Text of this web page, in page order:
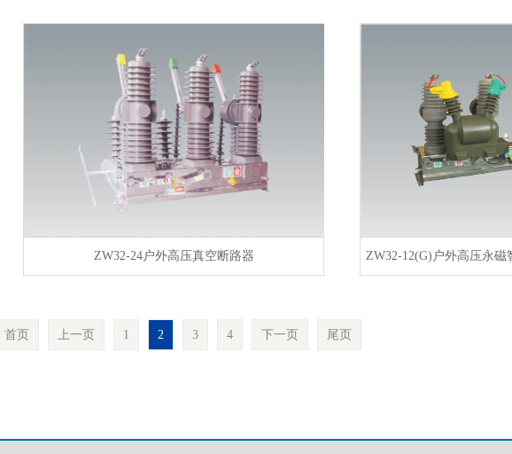
ZW32-24户外高压真空断路器 ZW32-12(G)户外高压永
首页 上一页 1 2 3 4 下一页 尾页